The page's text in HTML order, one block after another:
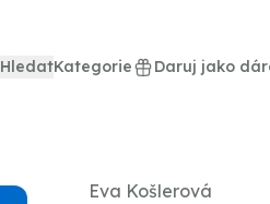
HledatKategorie Daruj jako
Eva Košlerová